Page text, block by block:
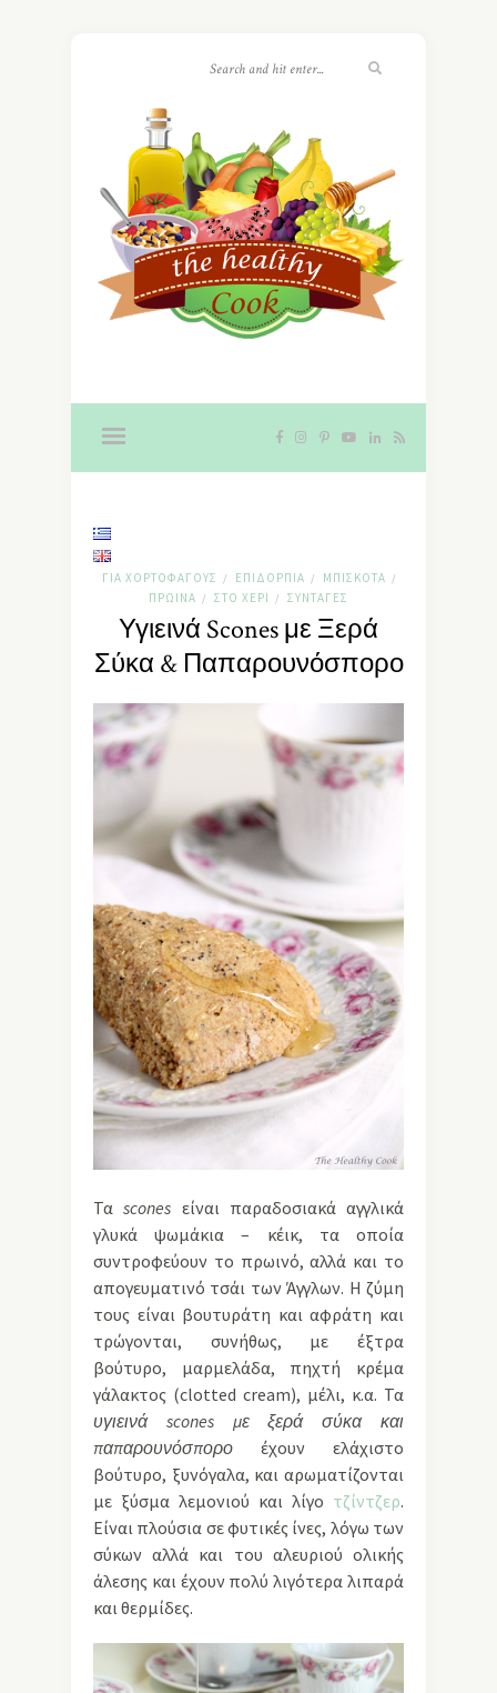
ΓΙΑ ΧΟΡΤΟΦΆΓΟΥΣ / ΕΠΙΔΌΡΠΙΑ / ΜΠΙΣΚΌΤΑ /
ΠΡΩΙΝΆ / ΣΤΟ ΧΈΡΙ / ΣΥΝΤΑΓΈΣ
Υγιεινά Scones με Ξερά
Σύκα & Παπαρουνόσπορο
Ταscones είναι παραδοσιακά αγγλικά
γλυκά ψωμάκια – κέικ, τα οποία
συντροφεύουν το πρωινό, αλλά και το
απογευματινό τσάι των Άγγλων. Η ζύμη
τους είναι βουτυράτη και αφράτη και
τρώγονται, συνήθως, με έξτρα
βούτυρο, μαρμελάδα, πηχτή κρέμα
γάλακτος (clotted cream), μέλι, κ.α. Τα
υγιεινά scones με ξερά σύκα και
παπαρουνόσπορο έχουν ελάχιστο
βούτυρο, ξυνόγαλα, και αρωματίζονται
με ξύσμα λεμονιού και λίγο τζίντζερ.
Είναι πλούσια σε φυτικές ίνες, λόγω των
σύκων αλλά και του αλευριού ολικής
άλεσης και έχουν πολύ λιγότερα λιπαρά
και θερμίδες.